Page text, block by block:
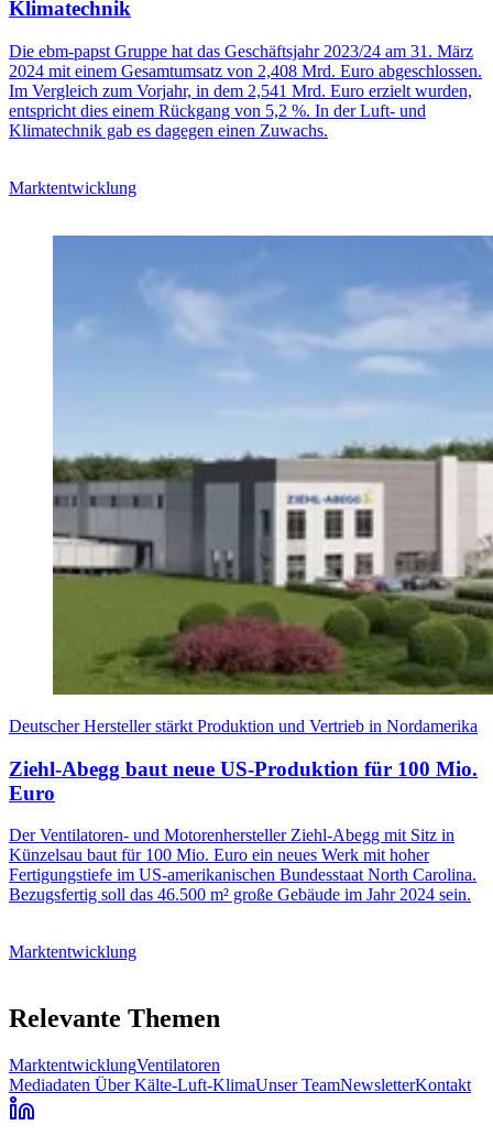
Klimatechnik
Die ebm-papst Gruppe hat das Geschäftsjahr 2023/24 am 31. März
2024 mit einem Gesamtumsatz von 2,408 Mrd. Euro abgeschlossen.
Im Vergleich zum Vorjahr, in dem 2,541 Mrd. Euro erzielt wurden,
entspricht dies einem Rückgang von 5,2 %. In der Luft- und
Klimatechnik gab es dagegen einen Zuwachs.
Marktentwicklung
Deutscher Hersteller stärkt Produktion und Vertrieb in Nordamerika
Ziehl-Abegg baut neue US-Produktion für 100 Mio.
Euro
Der Ventilatoren- und Motorenhersteller Ziehl-Abegg mit Sitz in
Künzelsau baut für 100 Mio. Euro ein neues Werk mit hoher
Fertigungstiefe im US-amerikanischen Bundesstaat North Carolina.
Bezugsfertig soll das 46.500 m² große Gebäude im Jahr 2024 sein.
Marktentwicklung
Relevante Themen
MarktentwicklungVentilatoren
Mediadaten Über Kälte-Luft-KlimaUnser TeamNewsletterKontakt